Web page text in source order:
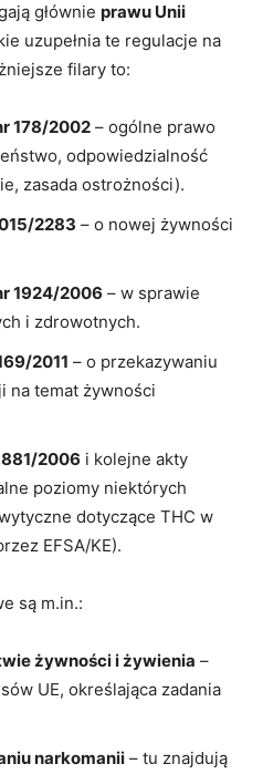
głównie prawu Unii
uzupełnia te regulacje na
filary to:
178/2002 – ogólne prawo
odpowiedzialność
zasada ostrożności).
2283 – o nowej żywności
1924/2006 – w sprawie
i zdrowotnych.
2011 – o przekazywaniu
na temat żywności
2006 i kolejne akty
poziomy niektórych
dotyczące THC w
EFSA/KE).
są m.in.:
żywności i żywienia –
UE, określająca zadania
narkomanii – tu znajdują